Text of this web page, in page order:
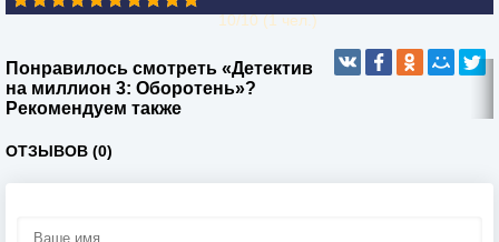
10/10 (1чел.)
Понравилось смотреть «Детектив
на миллион 3: Оборотень»?
Рекомендуем также
ОТЗЫВОВ (0)